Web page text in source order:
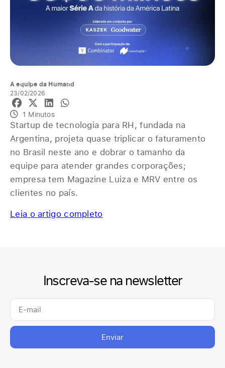
A equipe da Humand
23/02/2026
1 Minutos
Startup de tecnologia para RH, fundada na
Argentina, projeta quase triplicar o faturamento
no Brasil neste ano e dobrar o tamanho da
equipe para atender grandes corporações;
empresa tem Magazine Luiza e MRV entre os
clientes no país.
Leia o artigo completo
Inscreva-se na newsletter
Enviar